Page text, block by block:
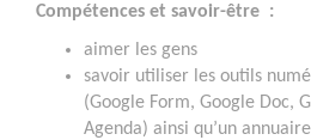
Compétences et savoir-être :
aimer les gens
savoir utiliser les outils
(Google Form, Google Doc,
Agenda) ainsi qu’un annuaire